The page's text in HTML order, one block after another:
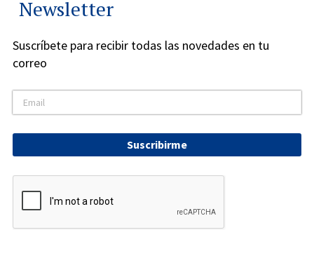
Newsletter
Suscríbete para recibir todas las novedades en tu
correo
Suscribirme